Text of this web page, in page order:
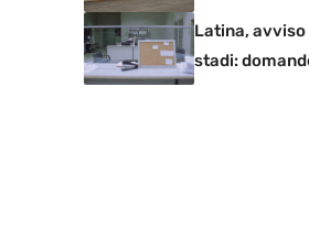
Latina,
stadi: